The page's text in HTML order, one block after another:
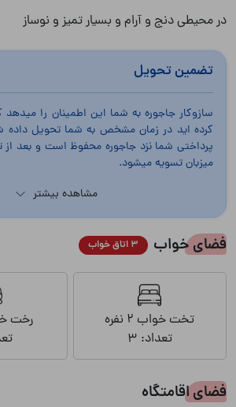
در محیطی دنج و آرام و بسیار تمیز و نوساز
تضمین تحویل
سازوکار جاجوره به شما این اطمینان را میدهد
کرده اید در زمان مشخص به شما تحویل داده
پرداختی شما نزد جاجوره محفوظ است و بعد از
میزبان تسویه میشود.
مشاهده بیشتر
فضای خواب 3 اتاق خواب
تخت خواب 2 نفره
تعداد: 3
رخت
فضای اقامتگاه